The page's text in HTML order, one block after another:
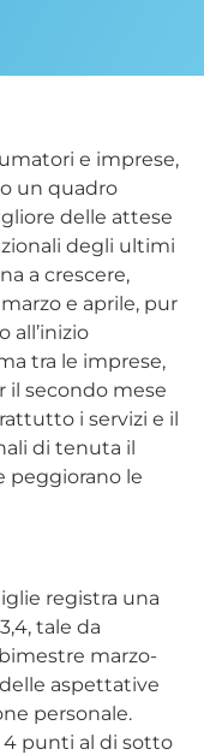
e imprese,
un quadro
delle attese
degli ultimi
a crescere,
e aprile, pur
all’inizio
tra le imprese,
il secondo mese
i servizi e il
di tenuta il
peggiorano le
registra una
tale da
marzo-
aspettative
personale.
4 punti al di sotto